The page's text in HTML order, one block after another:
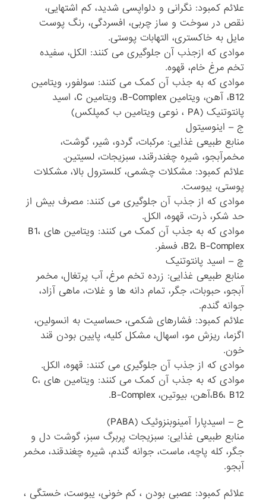
علائم کمبود: نگرانی و دلواپسی شدید، کم اشتهایی،
نقص در سوخت و ساز چربی، افسردگی، رنگ پوست
مایل به خاکستری، التهابات پوستی.
موادی که ازجذب آن جلوگیری می کنند: الکل، سفیده
تخم مرغ خام، قهوه.
موادی که به جذب آن کمک می کنند: سولفور، ویتامین
B12، آهن، ویتامین B-Complex، ویتامین C، اسید
پانتوتنیک (PA ، نوعی ویتامین ب کمپلکس)
ج – اینوسیتول
منابع طبیعی غذایی: مرکبات، گردو، شیر، گوشت،
مخمرآبجو، شیره چغندرقند، سبزیجات، لسیتین.
علائم کمبود: مشکلات چشمی، کلسترول بالا، مشکلات
پوستی، یبوست.
موادی که از جذب آن جلوگیری می کنند: مصرف بیش از
حد شکر، ذرت، قهوه، الکل.
موادی که به جذب آن کمک می کنند: ویتامین های B1،
B2، B-Complex، فسفر.
چ – اسید پانتوتنیک
منابع طبیعی غذایی: زرده تخم مرغ، آب پرتغال، مخمر
آبجو، حبوبات، جگر، تمام دانه ها و غلات، ماهی آزاد،
جوانه گندم.
علائم کمبود: فشارهای شکمی، حساسیت به انسولین،
اگزما، ریزش مو، اسهال، مشکل کلیه، پایین بودن قند
خون.
موادی که از جذب آن جلوگیری می کنند: قهوه، الکل.
موادی که به جذب آن کمک می کنند: ویتامین های C،
B6، B12،آهن، بیوتین، B-Complex.
ح – اسیدپارا آمینوبنزوئیک (PABA)
منابع طبیعی غذایی: سبزیجات پربرگ سبز، گوشت دل و
جگر، کله پاچه، ماست، جوانه گندم، شیره چغندقند، مخمر
آبجو.
علائم کمبود: عصبی بودن ، کم خونی، یبوست، خستگی ،